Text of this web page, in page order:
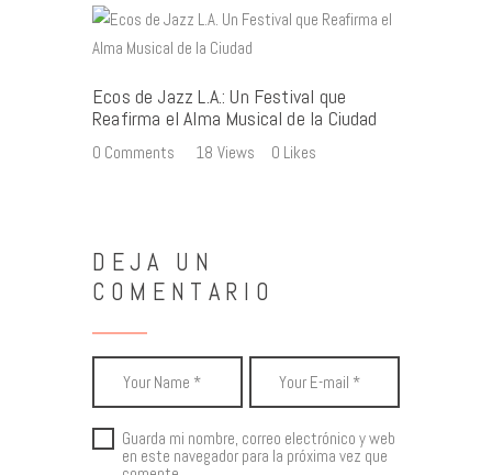
Ecos de Jazz L.A.: Un Festival que
Reafirma el Alma Musical de la Ciudad
0 Comments 18 Views 0 Likes
DEJA UN
COMENTARIO
Guarda mi nombre, correo electrónico y web
en este navegador para la próxima vez que